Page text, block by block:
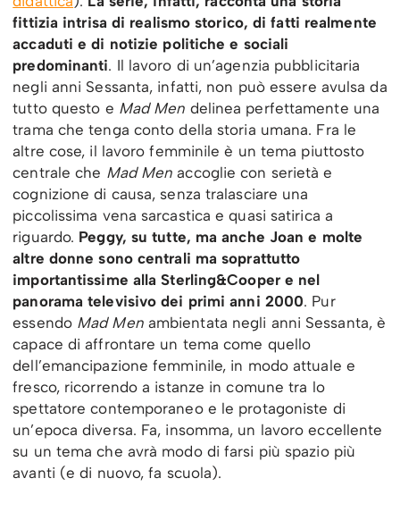
fittizia intrisa di realismo storico, di fatti realmente
accaduti e di notizie politiche e sociali
predominanti. Il lavoro di un’agenzia pubblicitaria
negli anni Sessanta, infatti, non può essere avulsa da
tutto questo e Mad Men delinea perfettamente una
trama che tenga conto della storia umana. Fra le
altre cose, il lavoro femminile è un tema piuttosto
centrale che Mad Men accoglie con serietà e
cognizione di causa, senza tralasciare una
piccolissima vena sarcastica e quasi satirica a
riguardo. Peggy, su tutte, ma anche Joan e molte
altre donne sono centrali ma soprattutto
importantissime alla Sterling&Cooper e nel
panorama televisivo dei primi anni 2000. Pur
essendo Mad Menambientata negli anni Sessanta, è
capace di affrontare un tema come quello
dell’emancipazione femminile, in modo attuale e
fresco, ricorrendo a istanze in comune tra lo
spettatore contemporaneo e le protagoniste di
un’epoca diversa. Fa, insomma, un lavoro eccellente
su un tema che avrà modo di farsi più spazio più
avanti (e di nuovo, fa scuola).